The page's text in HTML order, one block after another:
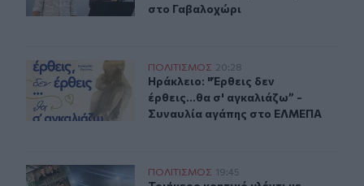
στο Γαβαλοχώρι
Ηράκλειο: "Έρθεις δεν έρθεις...θα σ' αγκαλιάζω” -
ΠΟΛΙΤΙΣΜΟΣ 20:28
Ηράκλειο: "Έρθεις δεν
Ηράκλειο: "Έρθεις δεν
έρθεις...θα σ' αγκαλιάζω” -
Συναυλία αγάπης στο ΕΛΜΕΠΑ
Τριήμερο κρητικό γλέντι με επίκεντρο την ομάδα της
ΠΟΛΙΤΙΣΜΟΣ 19:45